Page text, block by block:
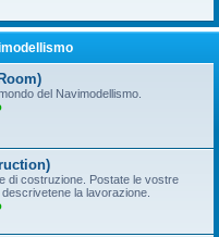
del Navimodellismo.
di costruzione. Postate le vostre
la lavorazione.